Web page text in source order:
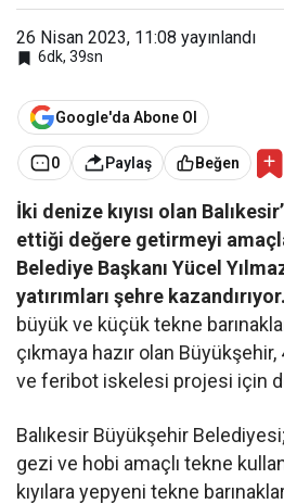
26 Nisan 2023, 11:08 yayınlandı
6dk, 39sn
Google'da Abone Ol
0 Paylaş Beğen
İki denize kıyısı olan
ettiği değere getirmeyi
Belediye Başkanı Yücel
yatırımları şehre kazandırıyor.
büyük ve küçük tekne
çıkmaya hazır olan Büyükşehir,
ve feribot iskelesi projesi için de
Balıkesir Büyükşehir
gezi ve hobi amaçlı tekne
kıyılara yepyeni tekne